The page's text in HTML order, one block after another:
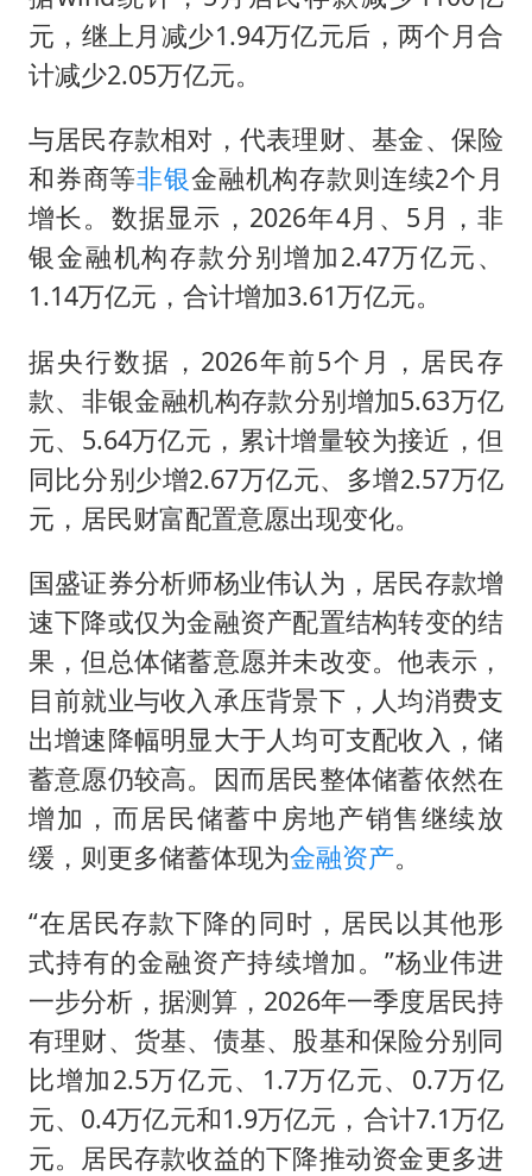
元，继上月减少1.94万亿元后，两个月合
计减少2.05万亿元。
与居民存款相对，代表理财、基金、保险
和券商等非银金融机构存款则连续2个月
增长。数据显示，2026年4月、5月，非
银金融机构存款分别增加2.47万亿元、
1.14万亿元，合计增加3.61万亿元。
据央行数据，2026年前5个月，居民存
款、非银金融机构存款分别增加5.63万亿
元、5.64万亿元，累计增量较为接近，但
同比分别少增2.67万亿元、多增2.57万亿
元，居民财富配置意愿出现变化。
国盛证券分析师杨业伟认为，居民存款增
速下降或仅为金融资产配置结构转变的结
果，但总体储蓄意愿并未改变。他表示，
目前就业与收入承压背景下，人均消费支
出增速降幅明显大于人均可支配收入，储
蓄意愿仍较高。因而居民整体储蓄依然在
增加，而居民储蓄中房地产销售继续放
缓，则更多储蓄体现为金融资产。
“在居民存款下降的同时，居民以其他形
式持有的金融资产持续增加。”杨业伟进
一步分析，据测算，2026年一季度居民持
有理财、货基、债基、股基和保险分别同
比增加2.5万亿元、1.7万亿元、0.7万亿
元、0.4万亿元和1.9万亿元，合计7.1万亿
元。居民存款收益的下降推动资金更多进